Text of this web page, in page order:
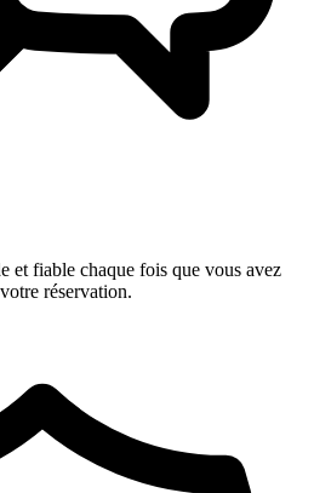
et fiable chaque fois que vous avez
réservation.